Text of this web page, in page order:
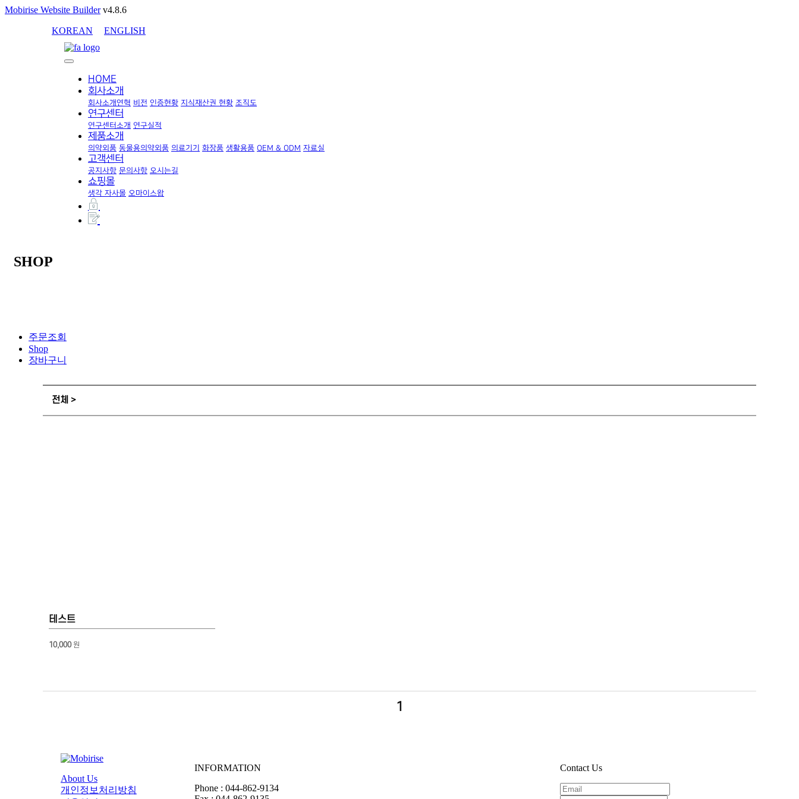
Mobirise Website Builderv4.8.6
KOREAN ENGLISH
HOME
회사소개
회사소개연혁 비전 인증현황 지식재산권 현황 조직도
연구센터
연구센터소개 연구실적
제품소개
의약외품 동물용의약외품 의료기기 화장품 생활용품 OEM & ODM 자료실
고객센터
공지사항 문의사항 오시는길
쇼핑몰
생각 자사몰 오마이스왑
SHOP
주문조회
Shop
장바구니
전체 >
테스트
10,000 원
1
About Us
개인정보처리방침
INFORMATION
Phone : 044-862-9134
Contact Us